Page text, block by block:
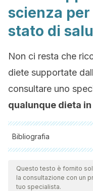
scienza
stato di
Non ci resta che
diete supportate
consultare uno
qualunque dieta
Bibliografia
Tutte le fonti citate sono
team per garantirne la
validità. La bibliografia
Questo testo è fornito
la consultazione con un
tuo specialista.